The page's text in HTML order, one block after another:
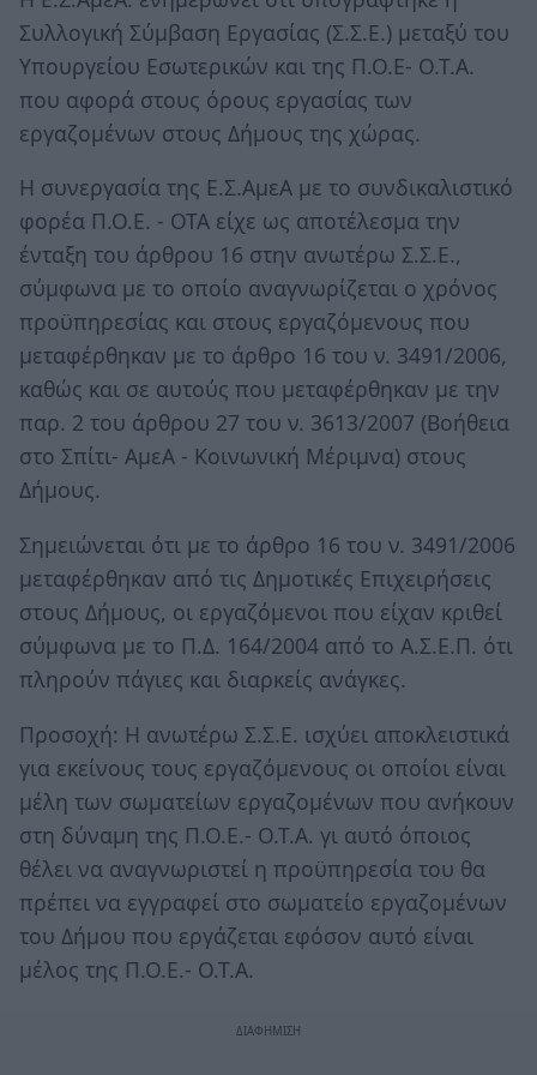
Συλλογική Σύμβαση Εργασίας (Σ.Σ.Ε.) μεταξύ του
Υπουργείου Εσωτερικών και της Π.Ο.Ε- Ο.Τ.Α.
που αφορά στους όρους εργασίας των
εργαζομένων στους Δήμους της χώρας.
Η συνεργασία της Ε.Σ.ΑμεΑ με το συνδικαλιστικό
φορέα Π.Ο.Ε. - ΟΤΑ είχε ως αποτέλεσμα την
ένταξη του άρθρου 16 στην ανωτέρω Σ.Σ.Ε.,
σύμφωνα με το οποίο αναγνωρίζεται ο χρόνος
προϋπηρεσίας και στους εργαζόμενους που
μεταφέρθηκαν με το άρθρο 16 του ν. 3491/2006,
καθώς και σε αυτούς που μεταφέρθηκαν με την
παρ. 2 του άρθρου 27 του ν. 3613/2007 (Βοήθεια
στο Σπίτι- ΑμεΑ - Κοινωνική Μέριμνα) στους
Δήμους.
Σημειώνεται ότι με το άρθρο 16 του ν. 3491/2006
μεταφέρθηκαν από τις Δημοτικές Επιχειρήσεις
στους Δήμους, οι εργαζόμενοι που είχαν κριθεί
σύμφωνα με το Π.Δ. 164/2004 από το Α.Σ.Ε.Π. ότι
πληρούν πάγιες και διαρκείς ανάγκες.
Προσοχή: Η ανωτέρω Σ.Σ.Ε. ισχύει αποκλειστικά
για εκείνους τους εργαζόμενους οι οποίοι είναι
μέλη των σωματείων εργαζομένων που ανήκουν
στη δύναμη της Π.Ο.Ε.- Ο.Τ.Α. γι αυτό όποιος
θέλει να αναγνωριστεί η προϋπηρεσία του θα
πρέπει να εγγραφεί στο σωματείο εργαζομένων
του Δήμου που εργάζεται εφόσον αυτό είναι
μέλος της Π.Ο.Ε.- Ο.Τ.Α.